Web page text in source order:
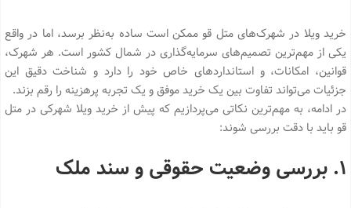
خرید ویلا در شهرک‌های متل قو ممکن است ساده به‌نظر برسد، اما در واقع
یکی از مهم‌ترین تصمیم‌های سرمایه‌گذاری در شمال کشور است. هر شهرک،
قوانین، امکانات، و استانداردهای خاص خود را دارد و شناخت دقیق این
جزئیات می‌تواند تفاوت بین یک خرید موفق و یک تجربه پرهزینه را رقم بزند.
در ادامه، به مهم‌ترین نکاتی می‌پردازیم که پیش از خرید ویلا شهرکی در متل
قو باید با دقت بررسی شوند:
۱. بررسی وضعیت حقوقی و سند ملک